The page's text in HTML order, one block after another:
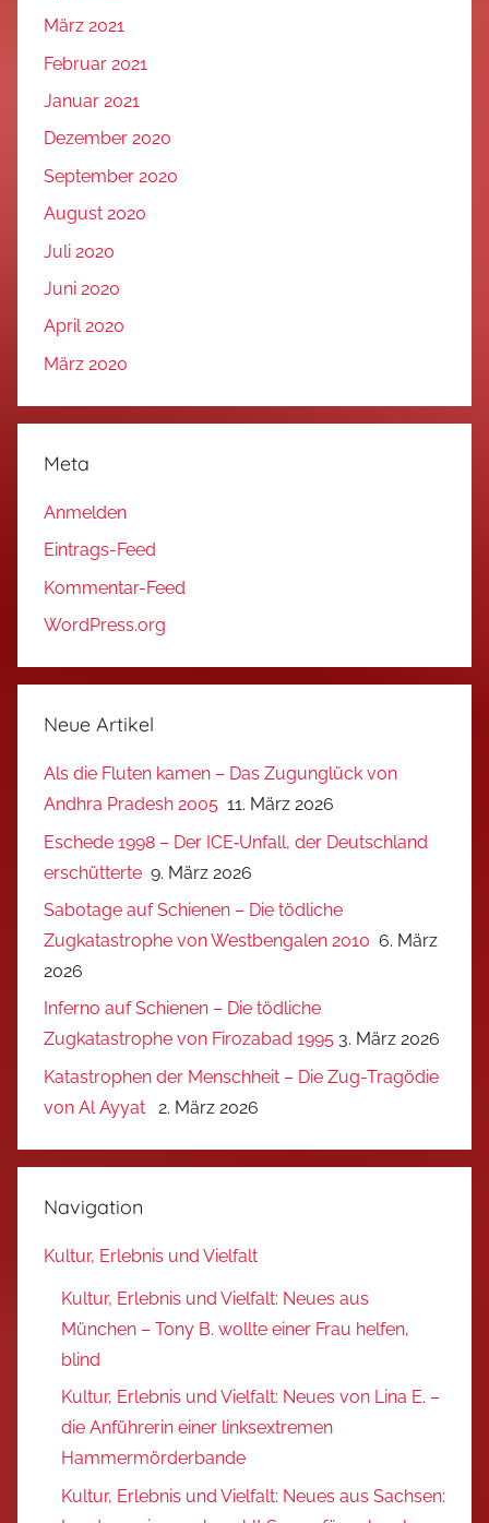
März 2021
Februar 2021
Januar 2021
Dezember 2020
September 2020
August 2020
Juli 2020
Juni 2020
April 2020
März 2020
Meta
Anmelden
Eintrags-Feed
Kommentar-Feed
WordPress.org
Neue Artikel
Als die Fluten kamen – Das Zugunglück von
Andhra Pradesh 2005 11. März 2026
Eschede 1998 – Der ICE‑Unfall, der Deutschland
erschütterte 9. März 2026
Sabotage auf Schienen – Die tödliche
Zugkatastrophe von Westbengalen 2010 6. März
2026
Inferno auf Schienen – Die tödliche
Zugkatastrophe von Firozabad 1995 3. März 2026
Katastrophen der Menschheit – Die Zug-Tragödie
von Al Ayyat
2. März 2026
Navigation
Kultur, Erlebnis und Vielfalt
Kultur, Erlebnis und Vielfalt: Neues aus
München – Tony B. wollte einer Frau helfen,
blind
Kultur, Erlebnis und Vielfalt: Neues von Lina E. –
die Anführerin einer linksextremen
Hammermörderbande
Kultur, Erlebnis und Vielfalt: Neues aus Sachsen: